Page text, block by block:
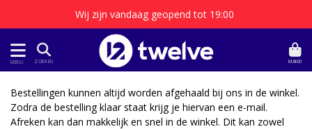
Wij zijn vandaag geopend tot 19:00
MENU ZOEKEN MAND
Bestellingen kunnen altijd worden afgehaald bij ons in de winkel.
Zodra de bestelling klaar staat krijg je hiervan een e-mail.
Afreken kan dan makkelijk en snel in de winkel. Dit kan zowel